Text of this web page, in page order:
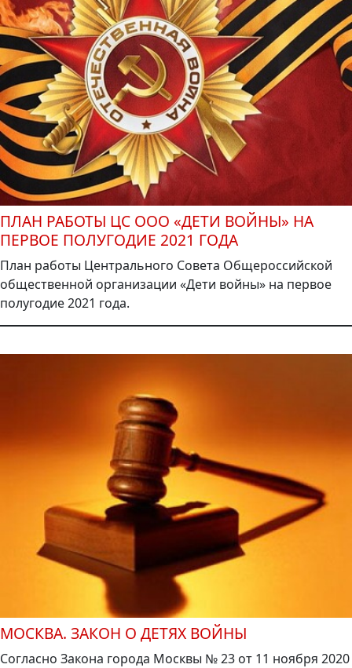
ПЛАН РАБОТЫ ЦС ООО «ДЕТИ ВОЙНЫ» НА
ПЕРВОЕ ПОЛУГОДИЕ 2021 ГОДА
План работы Центрального Совета Общероссийской
общественной организации «Дети войны» на первое
полугодие 2021 года.
МОСКВА. ЗАКОН О ДЕТЯХ ВОЙНЫ
Согласно Закона города Москвы № 23 от 11 ноября 2020